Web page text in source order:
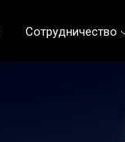
Сотрудничество